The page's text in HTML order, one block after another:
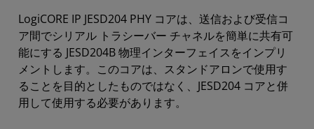
LogiCORE IP JESD204 PHY コアは、送信および受信コ
ア間でシリアル トラシーバー チャネルを簡単に共有可
能にする JESD204B 物理インターフェイスをインプリ
メントします。このコアは、スタンドアロンで使用す
ることを目的としたものではなく、JESD204 コアと併
用して使用する必要があります。